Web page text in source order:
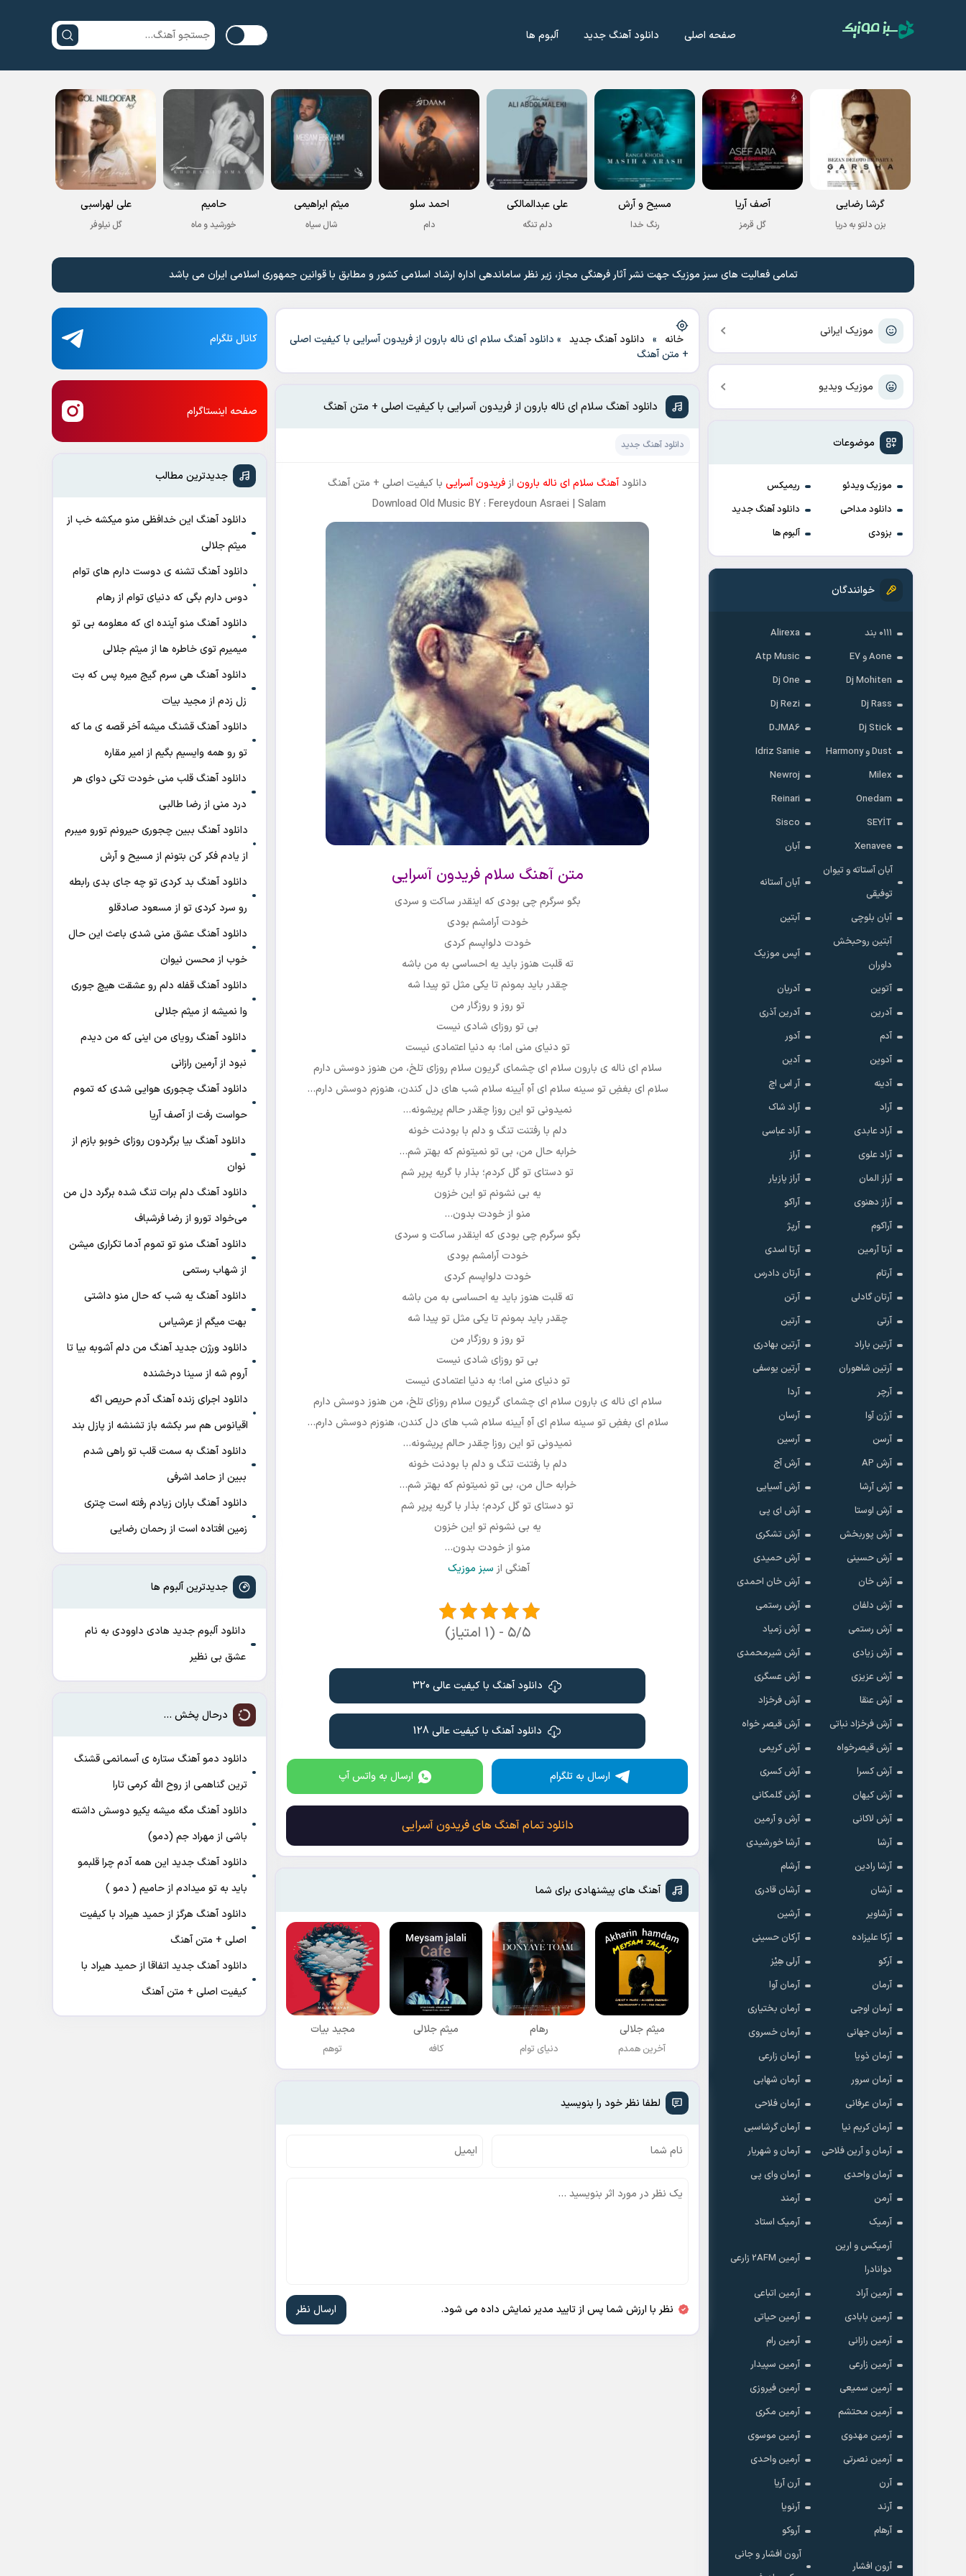
صفحه اصلی دانلود آهنگ جدید آلبوم ها
گرشا رضایی
بزن دلتو به دریا
آصف آریا
گل قرمز
مسیح و آرش
رنگ خدا
علی عبدالمالکی
دلم تنگه
احمد سلو
دام
میثم ابراهیمی
شال سیاه
حامیم
خورشید و ماه
علی لهراسبی
گل نیلوفر
تمامی فعالیت های سبز موزیک جهت نشر آثار فرهنگی مجاز، زیر نظر ساماندهی اداره ارشاد اسلامی کشور و مطابق با قوانین جمهوری اسلامی ایران می باشد
موزیک ایرانی
موزیک ویدیو
موضوعات
موزیک ویدئو
ریمیکس
دانلود مداحی
دانلود آهنگ جدید
بزودی
آلبوم ها
خوانندگان
۰۱۱۱ بند
Alirexa
Aone و E7
Atp Music
Dj Mohiten
Dj One
Dj Rass
Dj Rezi
Dj Stick
DJMA6
Dust و Harmony
Idriz Sanie
Milex
Newroj
Onedam
Reinari
SEYİT
Sisco
Xenavee
آبان
آبان آستاته و تیوان
توفیقی
آبان آستانه
آبان بلوچی
آبتین
آبتین روحبخش
داوران
آپس موزیک
آتوین
آدریان
آدرین
آدرین آذری
آدم
آدور
آدوین
آدین
آدینه
آر اس اچ
آراد
آراد شاک
آراد عابدی
آراد عباسی
آراد علوی
آراز
آراز المان
آراز پازیار
آراز دهنوی
آراکو
آراکوم
آرپژ
آرتا آرمین
آرتا اسدی
آرتام
آرتان دادرس
آرتان گادلی
آرتن
آرتی
آرتین
آرتین باراد
آرتین بهادری
آرتین شاهوران
آرتین یوسفی
آرچر
آردا
آرژن آوا
آرسان
آرسن
آرسین
آرش AP
آرش آج
آرش آرشا
آرش آسیایی
آرش اوستا
آرش ای پی
آرش پوربخش
آرش تشکری
آرش حسینی
آرش حمیدی
آرش خان
آرش خان احمدی
آرش دلفان
آرش رستمى
آرش رستمی
آرش زَمیاد
آرش زیادی
آرش شیرمحمدی
آرش عزیزی
آرش عسگری
آرش عنقا
آرش فرخزاد
آرش فرخزاد نباتی
آرش قیصر خواه
آرش قیصرخواه
آرش کریمی
آرش کسرا
آرش کسری
آرش کیهان
آرش گلمکانی
آرش لاکانی
آرش و آرمین
آرشا
آرشا خورشیدی
آرشا رادین
آرشام
آرشان
آرشان قادری
آرشاویر
آرشین
آرکا علیزاده
آرکان حسینی
آرکو
آرلی هِیْز
آرمان
آرمان آوا
آرمان اوجی
آرمان بختیاری
آرمان جهانی
آرمان خسروی
آرمان ذویا
آرمان زارعی
آرمان سرور
آرمان شهابی
آرمان عرفانی
آرمان فلاحی
آرمان کریم نیا
آرمان گرشاسبی
آرمان و آرین فلاحی
آرمان و شهریار
آرمان واحدی
آرمان وای پی
آرمن
آرمند
آرمیک
آرمیک استاد
آرمیکس و ارین
دوانادرا
آرمین 2AFM زارعی
آرمین آراد
آرمین اتباعی
آرمین بابادی
آرمین حیاتی
آرمین رازانی
آرمین رام
آرمین زارعی
آرمین سپیدار
آرمین سمیعی
آرمین فیروزی
آرمین محتشم
آرمین مکری
آرمین مهدوی
آرمین موسوی
آرمین نصرتی
آرمین واحدی
آرن
آرن آریا
آرند
آرنویا
آرهام
آروکو
آرون افشار
آرون افشار و جانی
خانه » دانلود آهنگ جدید » دانلود آهنگ سلام ای ناله بارون از فریدون آسرایی با کیفیت اصلی
+ متن آهنگ
دانلود آهنگ سلام ای ناله بارون از فریدون آسرایی با کیفیت اصلی + متن آهنگ
دانلود آهنگ جدید
دانلودآهنگ سلام ای ناله بارون از فریدون آسرایی با کیفیت اصلی + متن آهنگ
Download Old Music BY : Fereydoun Asraei | Salam
متن آهنگ سلام فریدون آسرایی
بگو سرگرم چی بودی که اینقدر ساکت و سردی
خودت آرامشم بودی
خودت دلواپسم کردی
ته قلبت هنوز باید یه احساسی به من باشه
چقدر باید بمونم تا یکی مثل تو پیدا شه
تو روز و روزگار من
بی تو روزای شادی نیست
تو دنیای منی اما؛ به دنیا اعتمادی نیست
سلام ای ناله ی بارون سلام ای چشمای گریون سلام روزای تلخ، من هنوز دوسش دارم
سلام ای بغضِ تو سینه سلام ای آهِ آیینه سلام شب های دل کندن، هنوزم دوسش دارم…
نمیدونی تو این روزا چقدر حالم پریشونه…
دلم با رفتنت تنگ و دلم با بودنت خونه
خرابه حال من، بی تو نمیتونم که بهتر شم…
تو دستای تو گل کردم؛ بذار با گریه پرپر شم
یه بی نشونم تو این خزون
منو از خودت بدون…
بگو سرگرم چی بودی که اینقدر ساکت و سردی
خودت آرامشم بودی
خودت دلواپسم کردی
ته قلبت هنوز باید یه احساسی به من باشه
چقدر باید بمونم تا یکی مثل تو پیدا شه
تو روز و روزگار من
بی تو روزای شادی نیست
تو دنیای منی اما؛ به دنیا اعتمادی نیست
سلام ای ناله ی بارون سلام ای چشمای گریون سلام روزای تلخ، من هنوز دوسش دارم
سلام ای بغضِ تو سینه سلام ای آهِ آیینه سلام شب های دل کندن، هنوزم دوسش دارم…
نمیدونی تو این روزا چقدر حالم پریشونه…
دلم با رفتنت تنگ و دلم با بودنت خونه
خرابه حال من، بی تو نمیتونم که بهتر شم…
تو دستای تو گل کردم؛ بذار با گریه پرپر شم
یه بی نشونم تو این خزون
منو از خودت بدون…
آهنگی از سبز موزیک
۵/۵ - (۱ امتیاز)
دانلود آهنگ با کیفیت عالی 320
دانلود آهنگ با کیفیت عالی 128
ارسال به تلگرام ارسال به واتس آپ
دانلود تمام آهنگ های فریدون آسرایی
آهنگ های پیشنهادی برای شما
میثم جلالی
آخرین همدم
رهام
دنیای توام
میثم جلالی
کافه
مجید بیات
توهم
لطفا نظر خود را بنویسید
نظر با ارزش شما پس از تایید مدیر نمایش داده می شود.
کانال تلگرام
صفحه اینستاگرام
جدیدترین مطالب
دانلود آهنگ این خدافظی منو میکشه خب از
میثم جلالی
دانلود آهنگ تشنه ی دوست دارم های توام
دوس دارم بگی که دنیای توام از رهام
دانلود آهنگ منو آینده ای که معلومه بی تو
میمیرم توی خاطره ها از میثم جلالی
دانلود آهنگ هی سرم گیج میره‌ پس که بت
زل زدم از مجید بیات
دانلود آهنگ ﻗﺸﻨﮓ ﻣﻴﺸﻪ آﺧﺮ ﻗﺼﻪ ی ﻣﺎ ﻛﻪ
ﺗﻮ رو ﻫﻤﻪ واﻳﺴﻴﻢ ﺑﮕﻴﻢ از امیر مقاره
دانلود آهنگ قلب منی خودت تکی دوای هر
درد منی از رضا طالبی
دانلود آهنگ ببین چجوری حیرونم تورو میبرم
از یادم فکر کن بتونم از مسیح و آرش
دانلود آهنگ بد کردی تو چه جای بدی رابطه
رو سرد کردی تو از مسعود صادقلو
دانلود آهنگ عشق منی شدی باعث این حال
خوب از محسن نیوان
دانلود آهنگ قفله دلم رو عشقت هیچ جوری
وا نمیشه از میثم جلالی
دانلود آهنگ رویای من اینی که من دیدم
نبود از آرمین رازانی
دانلود آهنگ ﭼﺠﻮری ﻫﻮاﻳﻰ ﺷﺪی ﻛﻪ ﺗﻤﻮم
ﺣﻮاﺳﺖ رﻓﺖ از آصف آریا
دانلود آهنگ بیا برگردون روزای خوبو بازم از
نوان
دانلود آهنگ دلم برات تنگ شده برگرد دل من
می‌خواد تورو از رضا فرشباف
دانلود آهنگ منو تو تموم آدما تکراری میشن
از شهاب رستمی
دانلود آهنگ ﻳﻪ ﺷﺐ ﻛﻪ ﺣﺎل ﻣﻨﻮ داﺷﺘﻰ
ﺑﻬﺖ میگم از عرشیاس
دانلود ورژن جدید آهنگ من دلم آشوبه بیا تا
آروم شه از سینا درخشنده
دانلود اجرای زنده آهنگ آدم حریص اگه
اقیانوس هم سر بکشه باز تشنشه از پازل بند
دانلود آهنگ به سمت قلب تو راهی شدم
ببین از حامد اشرفی
دانلود آهنگ باران زیادم رفته است چتری
زمین افتاده است از رحمان رضایی
جدیدترین آلبوم ها
دانلود آلبوم جدید هادی داوودی به نام
عشق بی نظیر
درحال پخش ...
دانلود دمو آهنگ ﺳﺘﺎره ی آﺳﻤﺎﻧﻤﻰ ﻗﺸﻨﮓ
ﺗﺮﻳﻦ ﮔﻨﺎﻫﻤﻰ از روح الله کرمی تارا
دانلود آهنگ مگه میشه یکیو دوسش داشته
باشی از مهراد جم (دمو)
دانلود آهنگ جدید این همه آدم چرا قلبمو
باید به تو میدادم از حامیم ( دمو )
دانلود آهنگ هرگز از حمید هیراد با کیفیت
اصلی + متن آهنگ
دانلود آهنگ جدید اتفاقا از حمید هیراد با
کیفیت اصلی + متن آهنگ